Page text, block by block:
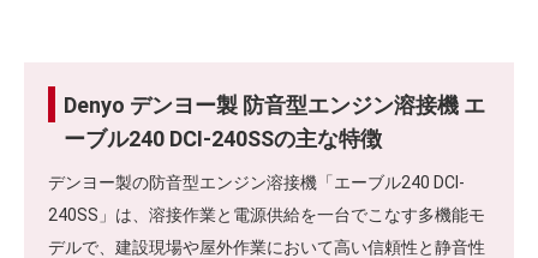
Denyo デンヨー製 防音型エンジン溶接機 エ
ーブル240 DCI-240SSの主な特徴
デンヨー製の防音型エンジン溶接機「エーブル240 DCI-
240SS」は、溶接作業と電源供給を一台でこなす多機能モ
デルで、建設現場や屋外作業において高い信頼性と静音性